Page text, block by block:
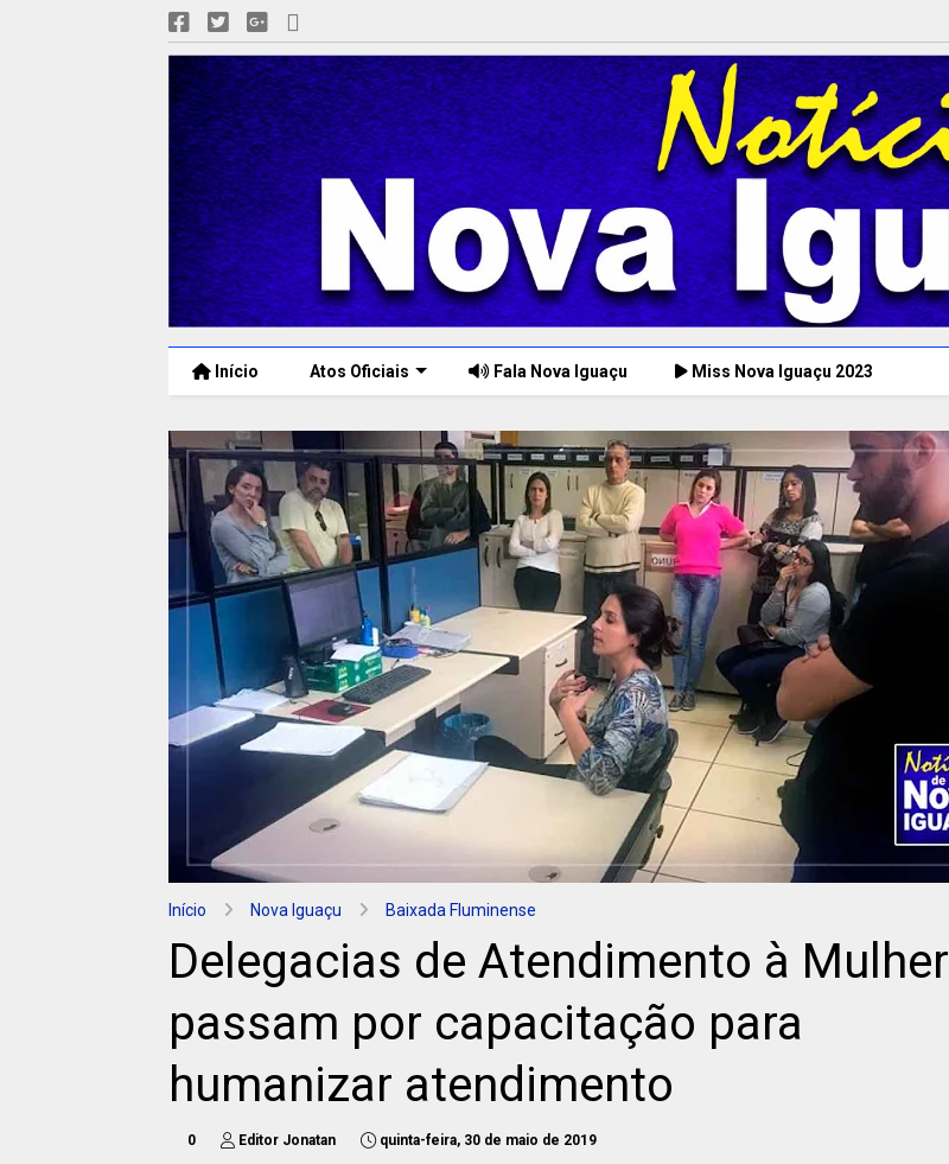
Início Atos Oficiais Fala Nova Iguaçu Miss Nova Iguaçu 2023
Início Nova Iguaçu Baixada Fluminense
Delegacias de Atendimento à Mulher
passam por capacitação para
humanizar atendimento
0 Editor Jonatan quinta-feira, 30 de maio de 2019